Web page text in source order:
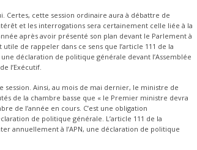
Certes, cette session ordinaire aura à débattre de
et les interrogations sera certainement celle liée à la
après avoir présenté son plan devant le Parlement à
de rappeler dans ce sens que l’article 111 de la
déclaration de politique générale devant l’Assemblée
l’Exécutif.
Ainsi, au mois de mai dernier, le ministre de
de la chambre basse que « le Premier ministre devra
de l’année en cours. C’est une obligation
de politique générale. L’article 111 de la
annuellement à l’APN, une déclaration de politique